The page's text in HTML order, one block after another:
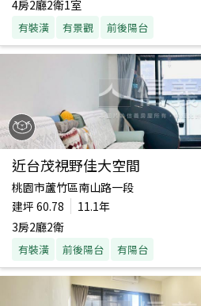
4房2廳2衛1室
有裝潢 有景觀 前後陽台
近台茂視野佳大空間
桃園市蘆竹區南山路一段
建坪 60.78
11.1年
3房2廳2衛
有裝潢 前後陽台 有陽台